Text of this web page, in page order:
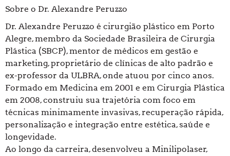
Sobre o Dr. Alexandre Peruzzo
Dr. Alexandre Peruzzo é cirurgião plástico em Porto
Alegre, membro da Sociedade Brasileira de Cirurgia
Plástica (SBCP), mentor de médicos em gestão e
marketing, proprietário de clínicas de alto padrão e
ex-professor da ULBRA, onde atuou por cinco anos.
Formado em Medicina em 2001 e em Cirurgia Plástica
em 2008, construiu sua trajetória com foco em
técnicas minimamente invasivas, recuperação rápida,
personalização e integração entre estética, saúde e
longevidade.
Ao longo da carreira, desenvolveu a Minilipolaser,